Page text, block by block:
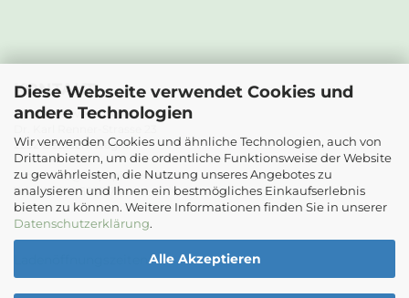
Diese Webseite verwendet Cookies und
andere Technologien
Wir verwenden Cookies und ähnliche Technologien, auch von
Drittanbietern, um die ordentliche Funktionsweise der Website
zu gewährleisten, die Nutzung unseres Angebotes zu
analysieren und Ihnen ein bestmögliches Einkaufserlebnis
bieten zu können. Weitere Informationen finden Sie in unserer
Datenschutzerklärung.
Alle Akzeptieren
KONTAKT
Die Papierwerkstatt
2232 Deutsch-Wagram
Email: info@diepapierwerkstatt.at
Tel. +43 664 5261978
Kontaktformular